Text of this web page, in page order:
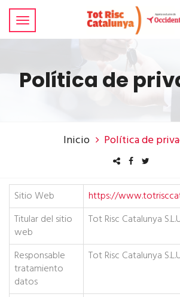
Política de
Inicio Política de
Sitio Web
https://
Titular del sitio
web
Tot Risc Catalunya
Responsable
tratamiento
datos
Tot Risc Catalunya